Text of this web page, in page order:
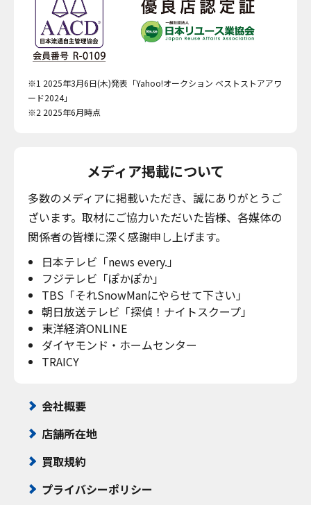
※1 2025年3月6日(木)発表「Yahoo!オークション ベストストアアワ
ード2024」
※2 2025年6月時点
メディア掲載について
多数のメディアに掲載いただき、誠にありがとうご
ざいます。取材にご協力いただいた皆様、各媒体の
関係者の皆様に深く感謝申し上げます。
日本テレビ「news every.」
フジテレビ「ぽかぽか」
TBS「それSnowManにやらせて下さい」
朝日放送テレビ「探偵！ナイトスクープ」
東洋経済ONLINE
ダイヤモンド・ホームセンター
TRAICY
会社概要
店舗所在地
買取規約
プライバシーポリシー